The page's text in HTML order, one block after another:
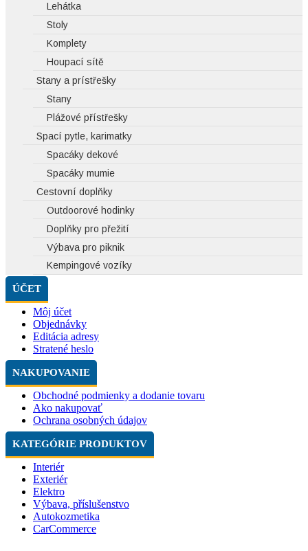
Lehátka
Stoly
Komplety
Houpací sítě
Stany a prístřešky
Stany
Plážové přístřešky
Spací pytle, karimatky
Spacáky dekové
Spacáky mumie
Cestovní doplňky
Outdoorové hodinky
Doplňky pro přežití
Výbava pro piknik
Kempingové vozíky
ÚČET
Môj účet
Objednávky
Editácia adresy
Stratené heslo
NAKUPOVANIE
Obchodné podmienky a dodanie tovaru
Ako nakupovať
Ochrana osobných údajov
KATEGÓRIE PRODUKTOV
Interiér
Exteriér
Elektro
Výbava, příslušenstvo
Autokozmetika
CarCommerce